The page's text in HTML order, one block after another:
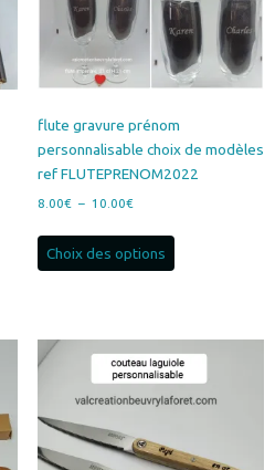
flute gravure prénom
personnalisable choix de modèles
ref FLUTEPRENOM2022
8.00€ – 10.00€Plage
Choix des options
Les
options
peuvent
choisies